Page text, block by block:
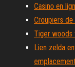
Casino en
Croupiers
Tiger woods
Lien zelda